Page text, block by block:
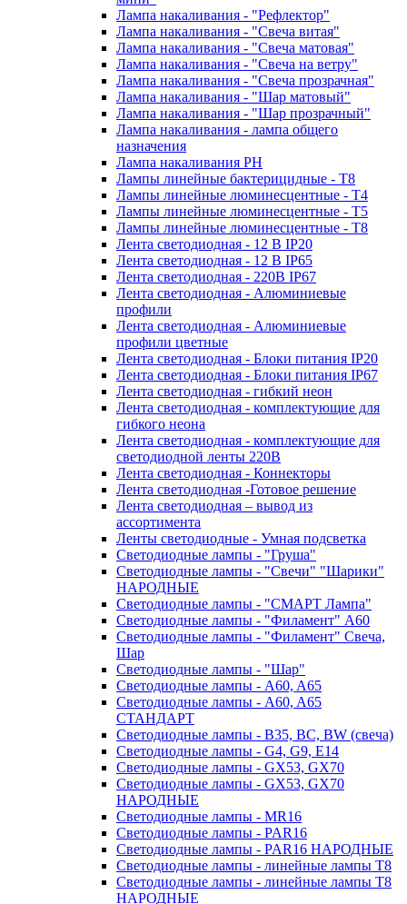
Лампа накаливания - "Рефлектор"
Лампа накаливания - "Свеча витая"
Лампа накаливания - "Свеча матовая"
Лампа накаливания - "Свеча на ветру"
Лампа накаливания - "Свеча прозрачная"
Лампа накаливания - "Шар матовый"
Лампа накаливания - "Шар прозрачный"
Лампа накаливания - лампа общего
назначения
Лампа накаливания РН
Лампы линейные бактерицидные - Т8
Лампы линейные люминесцентные - Т4
Лампы линейные люминесцентные - Т5
Лампы линейные люминесцентные - Т8
Лента светодиодная - 12 В IP20
Лента светодиодная - 12 В IP65
Лента светодиодная - 220В IP67
Лента светодиодная - Алюминиевые
профили
Лента светодиодная - Алюминиевые
профили цветные
Лента светодиодная - Блоки питания IP20
Лента светодиодная - Блоки питания IP67
Лента светодиодная - гибкий неон
Лента светодиодная - комплектующие для
гибкого неона
Лента светодиодная - комплектующие для
светодиодной ленты 220В
Лента светодиодная - Коннекторы
Лента светодиодная -Готовое решение
Лента светодиодная – вывод из
ассортимента
Ленты светодиодные - Умная подсветка
Светодиодные лампы - "Груша"
Светодиодные лампы - "Свечи" "Шарики"
НАРОДНЫЕ
Светодиодные лампы - "СМАРТ Лампа"
Светодиодные лампы - "Филамент" A60
Светодиодные лампы - "Филамент" Свеча,
Шар
Светодиодные лампы - "Шар"
Светодиодные лампы - A60, A65
Светодиодные лампы - A60, A65
СТАНДАРТ
Светодиодные лампы - B35, BC, BW (свеча)
Светодиодные лампы - G4, G9, Е14
Светодиодные лампы - GX53, GX70
Светодиодные лампы - GX53, GX70
НАРОДНЫЕ
Светодиодные лампы - MR16
Светодиодные лампы - PAR16
Светодиодные лампы - PAR16 НАРОДНЫЕ
Светодиодные лампы - линейные лампы T8
Светодиодные лампы - линейные лампы T8
НАРОДНЫЕ